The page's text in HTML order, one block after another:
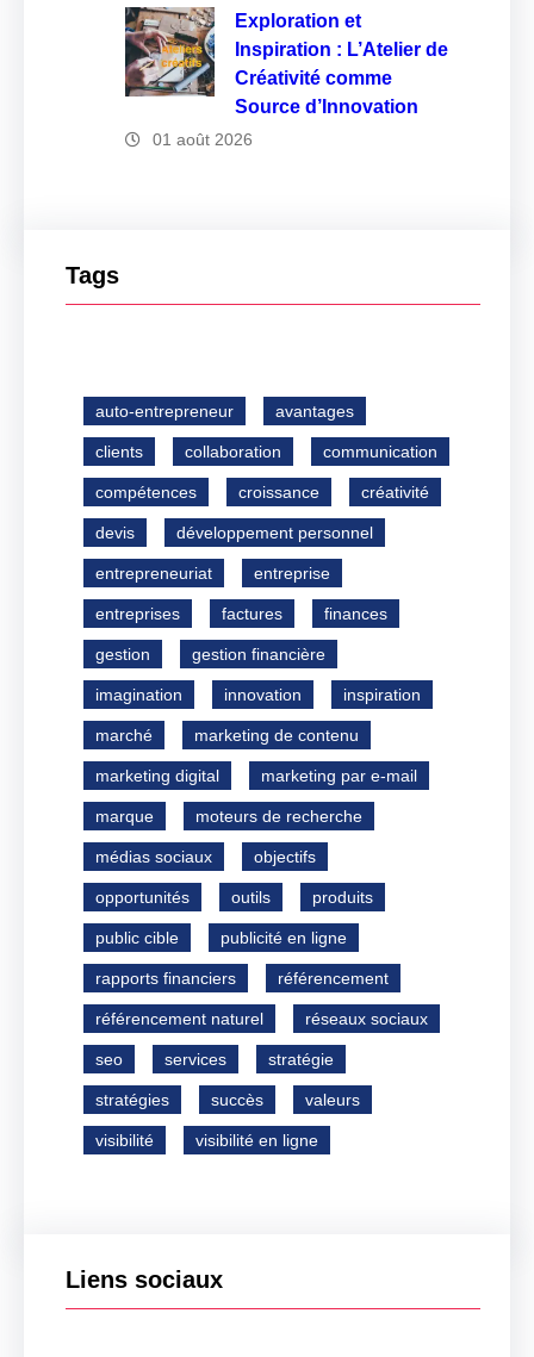
Exploration et
Inspiration : L’Atelier de
Créativité comme
Source d’Innovation
01 août 2026
Tags
auto-entrepreneur avantages
clients collaboration communication
compétences croissance créativité
devis développement personnel
entrepreneuriat entreprise
entreprises factures finances
gestion gestion financière
imagination innovation inspiration
marché marketing de contenu
marketing digital marketing par e-mail
marque moteurs de recherche
médias sociaux objectifs
opportunités outils produits
public cible publicité en ligne
rapports financiers référencement
référencement naturel réseaux sociaux
seo services stratégie
stratégies succès valeurs
visibilité visibilité en ligne
Liens sociaux